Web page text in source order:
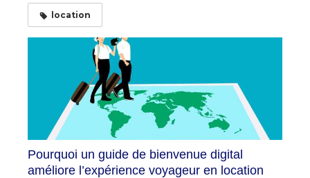
location
Pourquoi un guide de bienvenue digital
améliore l’expérience voyageur en location